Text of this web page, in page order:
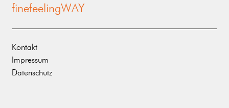
finefeelingWAY
Kontakt
Impressum
Datenschutz